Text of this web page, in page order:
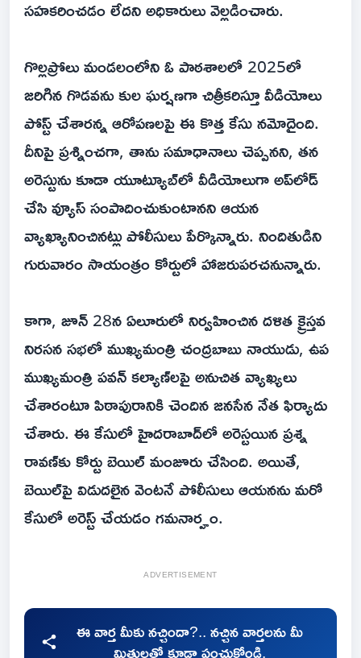
సహకరించడం లేదని అధికారులు వెల్లడించారు.
గొల్లప్రోలు మండలంలోని ఓ పాఠశాలలో 2025లో
జరిగిన గొడవను కుల ఘర్షణగా చిత్రీకరిస్తూ వీడియోలు
పోస్ట్ చేశారన్న ఆరోపణలపై ఈ కొత్త కేసు నమోదైంది.
దీనిపై ప్రశ్నించగా, తాను సమాధానాలు చెప్పనని, తన
అరెస్టును కూడా యూట్యూబ్‌లో వీడియోలుగా అప్‌లోడ్
చేసి వ్యూస్ సంపాదించుకుంటానని ఆయన
వ్యాఖ్యానించినట్లు పోలీసులు పేర్కొన్నారు. నిందితుడిని
గురువారం సాయంత్రం కోర్టులో హాజరుపరచనున్నారు.
కాగా, జూన్ 28న ఏలూరులో నిర్వహించిన దళిత క్రైస్తవ
నిరసన సభలో ముఖ్యమంత్రి చంద్రబాబు నాయుడు, ఉప
ముఖ్యమంత్రి పవన్ కల్యాణ్‌లపై అనుచిత వ్యాఖ్యలు
చేశారంటూ పిఠాపురానికి చెందిన జనసేన నేత ఫిర్యాదు
చేశారు. ఈ కేసులో హైదరాబాద్‌లో అరెస్టయిన ప్రశ్న
రావణ్‌కు కోర్టు బెయిల్ మంజూరు చేసింది. అయితే,
బెయిల్‌పై విడుదలైన వెంటనే పోలీసులు ఆయనను మరో
కేసులో అరెస్ట్ చేయడం గమనార్హం.
ADVERTISEMENT
ఈ వార్త మీకు నచ్చిందా?.. నచ్చిన వార్తలను మీ